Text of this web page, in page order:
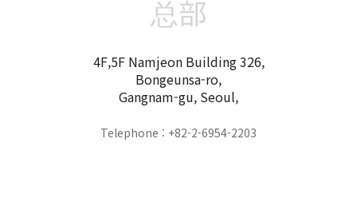
总部
4F,5F Namjeon Building 326,
Bongeunsa-ro,
Gangnam-gu, Seoul,
Telephone : +82-2-6954-2203